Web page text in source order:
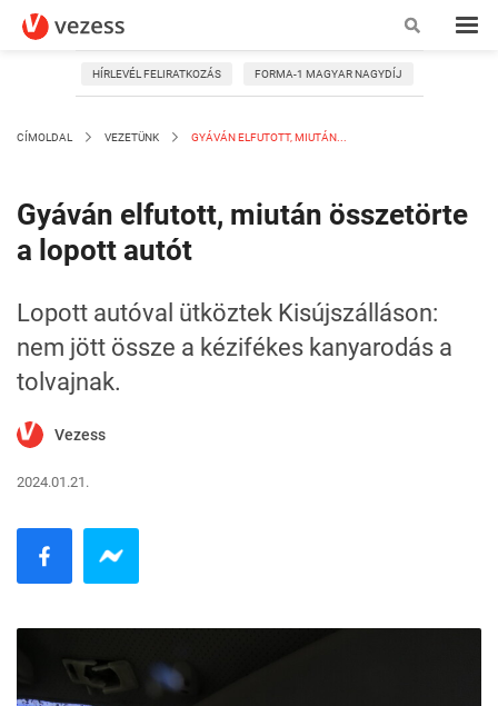
HÍRLEVÉL FELIRATKOZÁS FORMA-1 MAGYAR NAGYDÍJ
CÍMOLDAL VEZETÜNK GYÁVÁN ELFUTOTT, MIUTÁN...
Gyáván elfutott, miután összetörte
a lopott autót
Lopott autóval ütköztek Kisújszálláson:
nem jött össze a kézifékes kanyarodás a
tolvajnak.
Vezess
2024.01.21.